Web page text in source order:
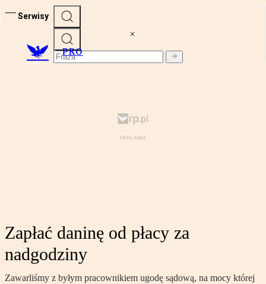
Serwisy
PRO
Zapłać daninę od płacy za
nadgodziny
Zawarliśmy z byłym pracownikiem ugodę sądową, na mocy której